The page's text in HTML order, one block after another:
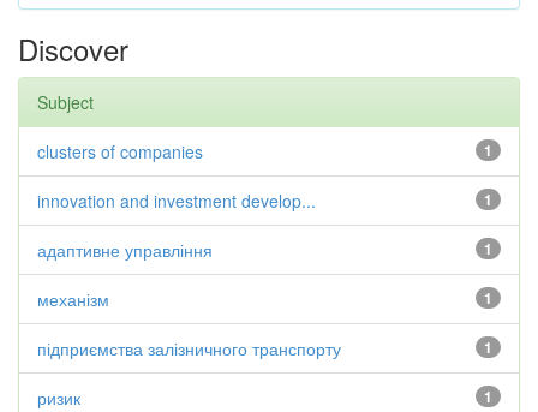
Discover
Subject
1
clusters of companies
1
innovation and investment develop...
1
адаптивне управління
1
механізм
1
підприємства залізничного транспорту
1
ризик